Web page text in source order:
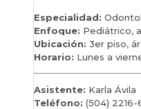
Especialidad:
Enfoque: Pediátrico,
Ubicación: 3er piso,
Horario: Lunes a
Asistente: Karla Ávila
Teléfono: (504)